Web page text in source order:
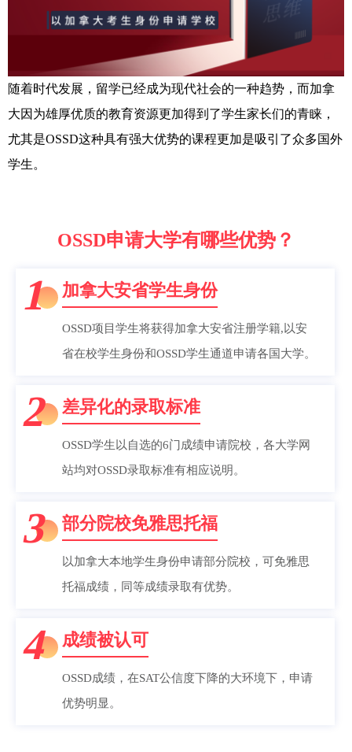
随着时代发展，留学已经成为现代社会的一种趋势，而加拿
大因为雄厚优质的教育资源更加得到了学生家长们的青睐，
尤其是OSSD这种具有强大优势的课程更加是吸引了众多国外
学生。
OSSD申请大学有哪些优势？
1 加拿大安省学生身份
OSSD项目学生将获得加拿大安省注册学籍,以安
省在校学生身份和OSSD学生通道申请各国大学。
2 差异化的录取标准
OSSD学生以自选的6门成绩申请院校，各大学网
站均对OSSD录取标准有相应说明。
3 部分院校免雅思托福
以加拿大本地学生身份申请部分院校，可免雅思
托福成绩，同等成绩录取有优势。
4 成绩被认可
OSSD成绩，在SAT公信度下降的大环境下，申请
优势明显。